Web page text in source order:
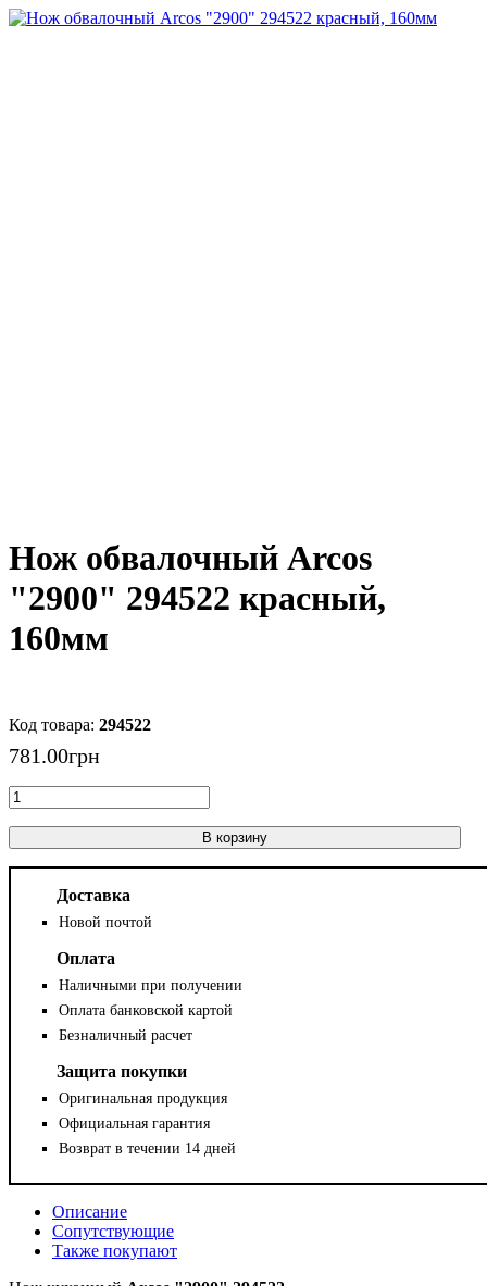
Нож обвалочный Arcos
"2900" 294522 красный,
160мм
294522
781.00грн
В корзину
Доставка
Новой почтой
Оплата
Наличными при получении
Оплата банковской картой
Безналичный расчет
Защита покупки
Оригинальная продукция
Официальная гарантия
Возврат в течении 14 дней
Описание
Сопутствующие
Также покупают